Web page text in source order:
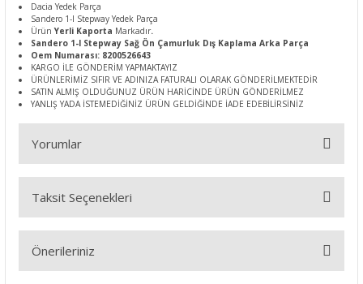
Dacia Yedek Parça
Sandero 1-I Stepway Yedek Parça
ÜrünYerli Kaporta Markadır.
Sandero 1-I Stepway Sağ Ön Çamurluk Dış Kaplama Arka Parça
Oem Numarası: 8200526643
KARGO İLE GÖNDERİM YAPMAKTAYIZ
ÜRÜNLERİMİZ SIFIR VE ADINIZA FATURALI OLARAK GÖNDERİLMEKTEDİR
SATIN ALMIŞ OLDUĞUNUZ ÜRÜN HARİCİNDE ÜRÜN GÖNDERİLMEZ
YANLIŞ YADA İSTEMEDİĞİNİZ ÜRÜN GELDİĞİNDE İADE EDEBİLİRSİNİZ
Yorumlar
Bu ürüne ilk yorumu siz yapın!
Taksit Seçenekleri
Önerileriniz